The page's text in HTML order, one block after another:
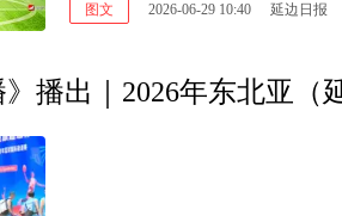
图文 2026-06-29 10:40 延边日报
》播出｜2026年东北亚